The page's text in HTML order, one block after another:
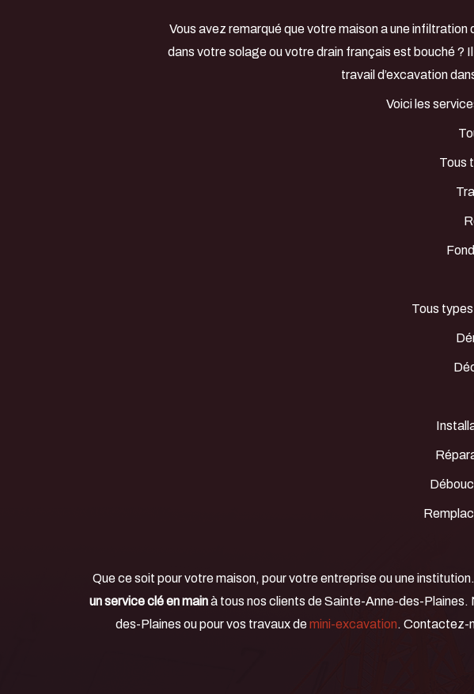
Vous avez remarqué que votre maison a une infiltration
dans votre solage ou votre drain français est bouché ?
travail d’excavation
Voici les
Tous
Tous
Que ce soit pour votre maison, pour votre entreprise ou une
un service clé en mainà tous nos clients de Sainte-Anne-des-Plaines.
des-Plaines ou pour vos travaux demini-excavation. Contactez-